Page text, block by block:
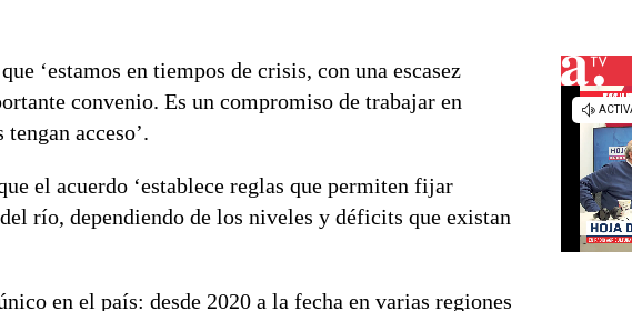
‘estamos en tiempos de crisis, con una escasez
convenio. Es un compromiso de trabajar en
acceso’.
el acuerdo ‘establece reglas que permiten fijar
río, dependiendo de los niveles y déficits que existan
en el país: desde 2020 a la fecha en varias regiones